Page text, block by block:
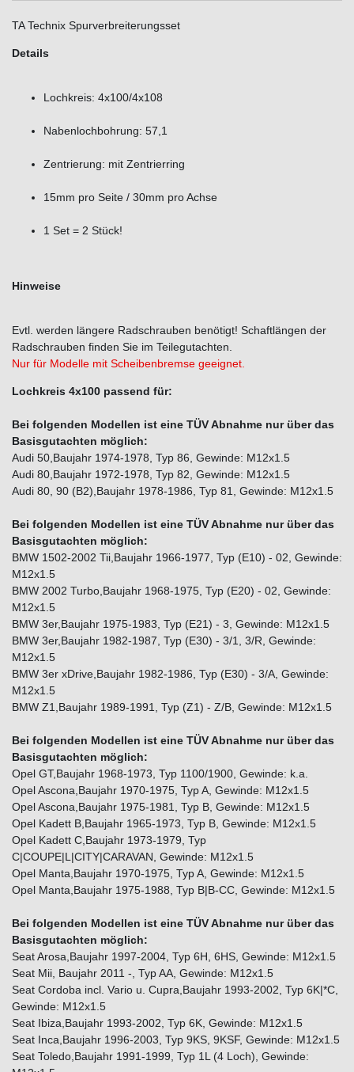
TA Technix Spurverbreiterungsset
Details
Lochkreis: 4x100/4x108
Nabenlochbohrung: 57,1
Zentrierung: mit Zentrierring
15mm pro Seite / 30mm pro Achse
1 Set = 2 Stück!
Hinweise
Evtl. werden längere Radschrauben benötigt! Schaftlängen der
Radschrauben finden Sie im Teilegutachten.
Nur für Modelle mit Scheibenbremse geeignet.
Lochkreis 4x100 passend für:
Bei folgenden Modellen ist eine TÜV Abnahme nur über das
Basisgutachten möglich:
Audi 50,Baujahr 1974-1978, Typ 86, Gewinde: M12x1.5
Audi 80,Baujahr 1972-1978, Typ 82, Gewinde: M12x1.5
Audi 80, 90 (B2),Baujahr 1978-1986, Typ 81, Gewinde: M12x1.5
Bei folgenden Modellen ist eine TÜV Abnahme nur über das
Basisgutachten möglich:
BMW 1502-2002 Tii,Baujahr 1966-1977, Typ (E10) - 02, Gewinde:
M12x1.5
BMW 2002 Turbo,Baujahr 1968-1975, Typ (E20) - 02, Gewinde:
M12x1.5
BMW 3er,Baujahr 1975-1983, Typ (E21) - 3, Gewinde: M12x1.5
BMW 3er,Baujahr 1982-1987, Typ (E30) - 3/1, 3/R, Gewinde:
M12x1.5
BMW 3er xDrive,Baujahr 1982-1986, Typ (E30) - 3/A, Gewinde:
M12x1.5
BMW Z1,Baujahr 1989-1991, Typ (Z1) - Z/B, Gewinde: M12x1.5
Bei folgenden Modellen ist eine TÜV Abnahme nur über das
Basisgutachten möglich:
Opel GT,Baujahr 1968-1973, Typ 1100/1900, Gewinde: k.a.
Opel Ascona,Baujahr 1970-1975, Typ A, Gewinde: M12x1.5
Opel Ascona,Baujahr 1975-1981, Typ B, Gewinde: M12x1.5
Opel Kadett B,Baujahr 1965-1973, Typ B, Gewinde: M12x1.5
Opel Kadett C,Baujahr 1973-1979, Typ
C|COUPE|L|CITY|CARAVAN, Gewinde: M12x1.5
Opel Manta,Baujahr 1970-1975, Typ A, Gewinde: M12x1.5
Opel Manta,Baujahr 1975-1988, Typ B|B-CC, Gewinde: M12x1.5
Bei folgenden Modellen ist eine TÜV Abnahme nur über das
Basisgutachten möglich:
Seat Arosa,Baujahr 1997-2004, Typ 6H, 6HS, Gewinde: M12x1.5
Seat Mii, Baujahr 2011 -, Typ AA, Gewinde: M12x1.5
Seat Cordoba incl. Vario u. Cupra,Baujahr 1993-2002, Typ 6K|*C,
Gewinde: M12x1.5
Seat Ibiza,Baujahr 1993-2002, Typ 6K, Gewinde: M12x1.5
Seat Inca,Baujahr 1996-2003, Typ 9KS, 9KSF, Gewinde: M12x1.5
Seat Toledo,Baujahr 1991-1999, Typ 1L (4 Loch), Gewinde: